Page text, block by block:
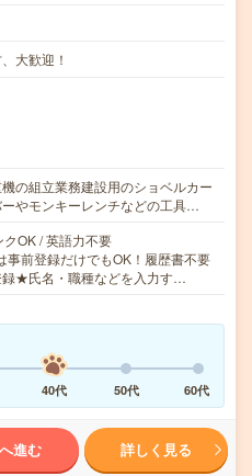
大歓迎！
の組立業務建設用のショベルカー
やモンキーレンチなどの工具…
OK / 英語力不要
前登録だけでもOK！履歴書不要
録★氏名・職種などを入力す…
40代 50代 60代
進む 詳しく見る